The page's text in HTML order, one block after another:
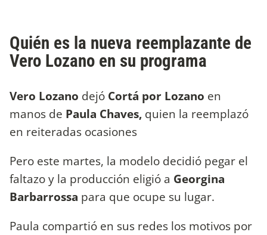
Quién es la nueva reemplazante de
Vero Lozano en su programa
Vero Lozano dejó Cortá por Lozano en
manos de Paula Chaves, quien la reemplazó
en reiteradas ocasiones
Pero este martes, la modelo decidió pegar el
faltazo y la producción eligió a Georgina
Barbarrossa para que ocupe su lugar.
Paula compartió en sus redes los motivos por